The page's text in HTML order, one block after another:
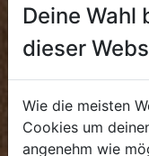
Mo - Fr: 8.00 - 16.00 Uhr
. +43 7272 4859 70
Deine Wahl
dieser
Wie die meisten
Cookies um
angenehm wie